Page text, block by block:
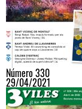
Número 330
29/04/2021